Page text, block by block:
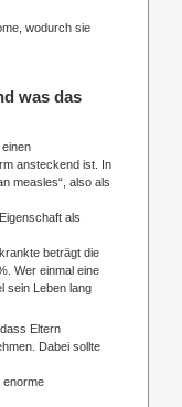
wodurch sie
was das
ansteckend ist. In
measles“, also als
als
beträgt die
Wer einmal eine
sein Leben lang
Eltern
Dabei sollte
enorme